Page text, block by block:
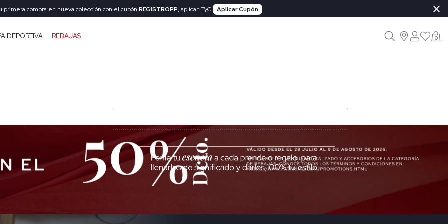
primera compra en nueva colección con el cupón REGISTROPP, aplican TyC Aplicar Cupón ×
DEPORTIVA REBAJAS 0